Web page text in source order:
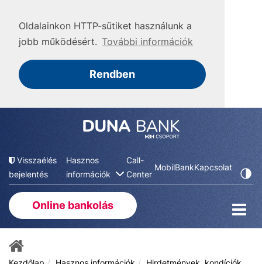
Oldalainkon HTTP-sütiket használunk a
jobb működésért. További információk
Rendben
Visszaélés
bejelentés
Hasznos
információk
Call-
Center
MobilBankKapcsolat
Online bankolás